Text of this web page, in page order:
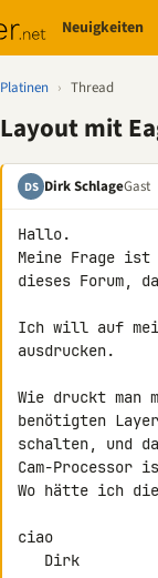
Neuigkeiten
Platinen › Thread
Layout mit
DS Dirk SchlageGast
Hallo.
Meine Frage
dieses Forum,
Ich will auf
ausdrucken.
Wie druckt man
benötigten
schalten, und
Cam-
Wo hätte ich die
ciao
   Dirk